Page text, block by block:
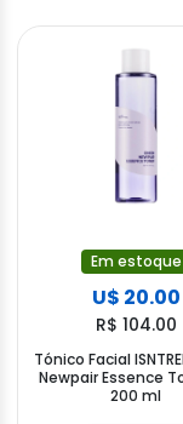
Em estoque
U$ 20.00
R$ 104.00
Tónico Facial
Newpair Essence
200 ml